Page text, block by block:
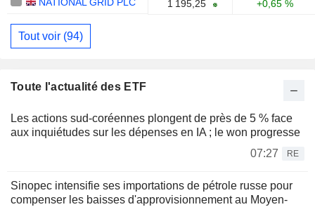
1 195,25 +0,65 %
Tout voir (94)
Toute l'actualité des ETF
Les actions sud-coréennes plongent de près de 5 % face
aux inquiétudes sur les dépenses en IA ; le won progresse
07:27
RE
Sinopec intensifie ses importations de pétrole russe pour
compenser les baisses d'approvisionnement au Moyen-